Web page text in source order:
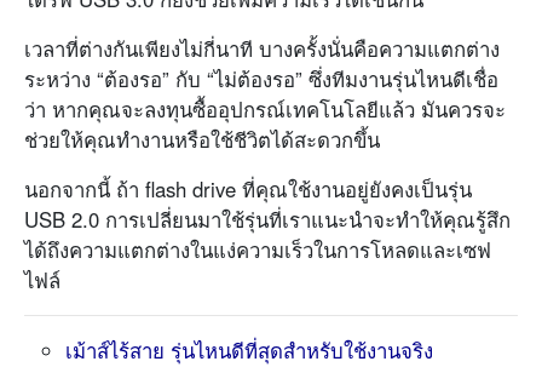
เวลาที่ต่างกันเพียงไม่กี่นาที บางครั้งนั่นคือความแตกต่าง
ระหว่าง “ต้องรอ” กับ “ไม่ต้องรอ” ซึ่งทีมงานรุ่นไหนดีเชื่อ
ว่า หากคุณจะลงทุนซื้ออุปกรณ์เทคโนโลยีแล้ว มันควรจะ
ช่วยให้คุณทำงานหรือใช้ชีวิตได้สะดวกขึ้น
นอกจากนี้ ถ้า flash drive ที่คุณใช้งานอยู่ยังคงเป็นรุ่น
USB 2.0 การเปลี่ยนมาใช้รุ่นที่เราแนะนำจะทำให้คุณรู้สึก
ได้ถึงความแตกต่างในแง่ความเร็วในการโหลดและเซฟ
ไฟล์
เม้าส์ไร้สาย รุ่นไหนดีที่สุดสำหรับใช้งานจริง